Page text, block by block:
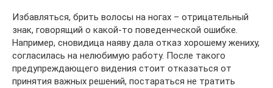
Избавляться, брить волосы на ногах – отрицательный
знак, говорящий о какой-то поведенческой ошибке.
Например, сновидица наяву дала отказ хорошему жениху,
согласилась на нелюбимую работу. После такого
предупреждающего видения стоит отказаться от
принятия важных решений, постараться не тратить